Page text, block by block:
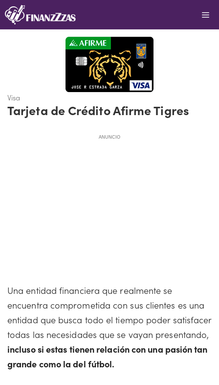
Saltar
al
Visa
Tarjeta de Crédito Afirme Tigres
ANUNCIO
Una entidad financiera que realmente se
encuentra comprometida con sus clientes es una
entidad que busca todo el tiempo poder satisfacer
todas las necesidades que se vayan presentando,
incluso si estas tienen relación con una pasión tan
grande como la del fútbol.